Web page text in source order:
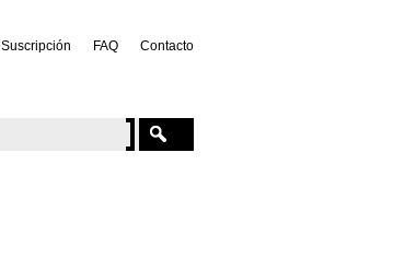
Suscripción FAQ Contacto